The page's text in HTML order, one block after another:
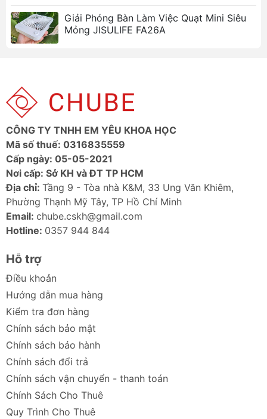
Giải Phóng Bàn Làm Việc Quạt Mini Siêu
Mỏng JISULIFE FA26A
CÔNG TY TNHH EM YÊU KHOA HỌC
Mã số thuế: 0316835559
Cấp ngày: 05-05-2021
Nơi cấp: Sở KH và ĐT TP HCM
Địa chỉ: Tầng 9 - Tòa nhà K&M, 33 Ung Văn Khiêm,
Phường Thạnh Mỹ Tây, TP Hồ Chí Minh
Email: chube.cskh@gmail.com
Hotline: 0357 944 844
Hỗ trợ
Điều khoản
Hướng dẫn mua hàng
Kiểm tra đơn hàng
Chính sách bảo mật
Chính sách bảo hành
Chính sách đổi trả
Chính sách vận chuyển - thanh toán
Chính Sách Cho Thuê
Quy Trình Cho Thuê